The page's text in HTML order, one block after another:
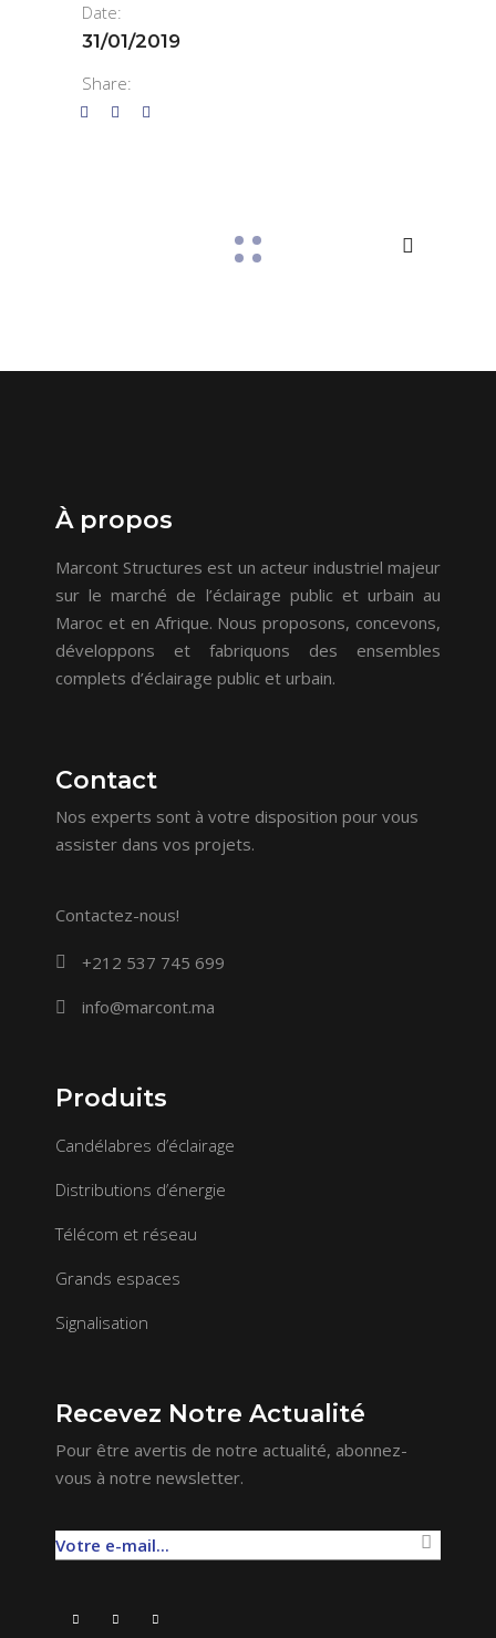
Date:
31/01/2019
Share:
À propos
Marcont Structures est un acteur industriel majeur
sur le marché de l’éclairage public et urbain au
Maroc et en Afrique. Nous proposons, concevons,
développons et fabriquons des ensembles
complets d’éclairage public et urbain.
Contact
Nos experts sont à votre disposition pour vous
assister dans vos projets.
Contactez-nous!
+212 537 745 699
info@marcont.ma
Produits
Candélabres d’éclairage
Distributions d’énergie
Télécom et réseau
Grands espaces
Signalisation
Recevez Notre Actualité
Pour être avertis de notre actualité, abonnez-
vous à notre newsletter.